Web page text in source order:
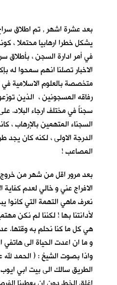
بعد عشرة اشهر , تم اطلاق سراح
يشكل خطرا ارهابيا محتملا ،
في أمر ادارة السجن ، بأطلاق
الاخبار تصلنا انهم سمحوا له
متخصصة بالعلوم الاسلامية في
رفاقه المسجونين ، الذين
سجناً في مختلف ارجاء البلاد.
السجناء المتهمين بالإرهاب ،
الدرجة الاولى ، لكنه كان يجد
المصاعب !
بعد مرور اقل من شهر من خروج
الافراج عني و خالي لعدم كفاية
نعرف ماهي التهمة التي كانوا
لأدانتنا بها ! لكننا لم نكن
هي كل ما كنا نحلم به وقتها.
و ما ان اعدت الحياة الى هاتفي
واذا بصوت الشيخ : ( الحمد لله
الطريق سالك الى بيت ابي